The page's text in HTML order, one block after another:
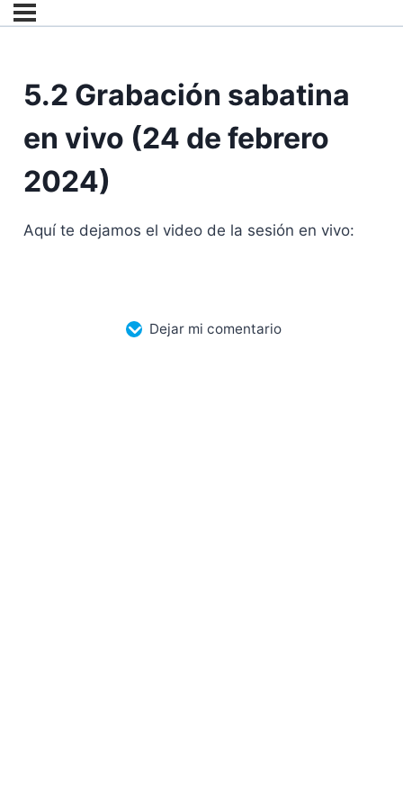
5.2 Grabación sabatina
en vivo (24 de febrero
2024)
Aquí te dejamos el video de la sesión en vivo:
Dejar mi comentario